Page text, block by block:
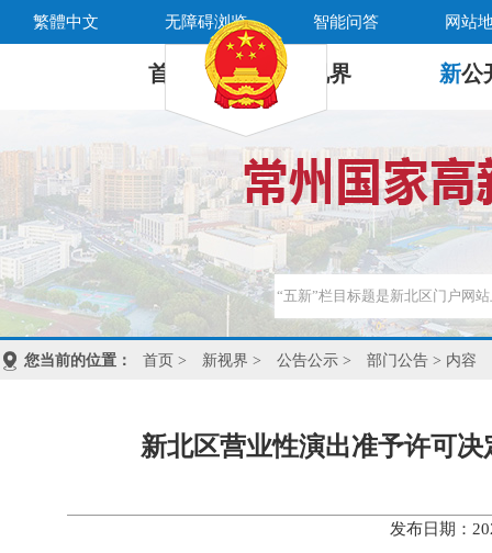
繁體中文 无障碍浏览 智能问答 网站
首 页 新 视界 新公
您当前的位置： 首页 > 新视界 > 公告公示 > 部门公告 > 内容
新北区营业性演出准予许可
发布日期：